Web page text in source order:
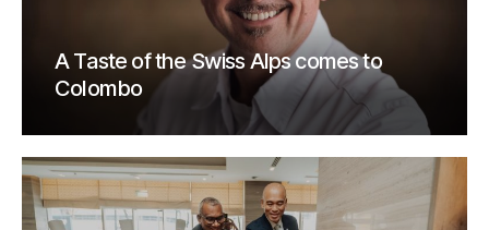
A Taste of the Swiss Alps comes to
Colombo